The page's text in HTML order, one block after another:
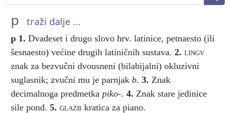
p traži dalje ...
p 1. Dvadeset i drugo slovo hrv. latinice, petnaesto (ili
šesnaesto) većine drugih latiničnih sustava. 2. lingv
znak za bezvučni dvousneni (bilabijalni) okluzivni
suglasnik; zvučni mu je parnjak b. 3. Znak
decimalnoga predmetka piko-. 4. Znak stare jedinice
sile pond. 5. glazb kratica za piano.